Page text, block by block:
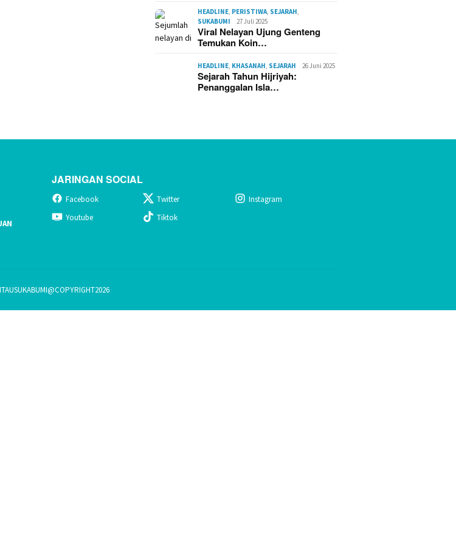
HEADLINE, PERISTIWA, SEJARAH,
SUKABUMI
27 Juli 2025
Viral Nelayan Ujung Genteng
Temukan Koin…
HEADLINE, KHASANAH, SEJARAH 26 Juni 2025
Sejarah Tahun Hijriyah:
Penanggalan Isla…
JARINGAN SOCIAL
Facebook Twitter
Instagram
Youtube
Tiktok